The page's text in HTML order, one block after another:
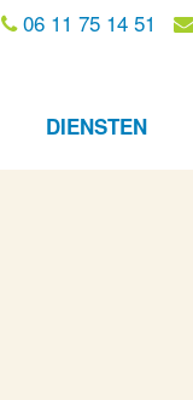
06 11 75 14 51
DIENSTEN